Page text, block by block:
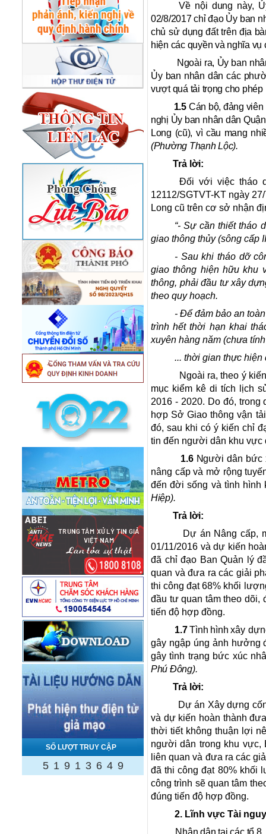
SỐ LƯỢT TRUY CẬP
5 1 9 1 3 6 4 9
Về nội dung này,
02/8/2017 chỉ đạo Ủy ban
chủ sử dụng đất trên địa
hiện các quyền và nghĩa vụ
Ngoài ra, Ủy ban nhân
Ủy ban nhân dân các
vượt quá tải trọng cho
1.5 Cán bộ, đảng
nghị Ủy ban nhân dân
Long (cũ), vì cầu mang
(Phường Thạnh Lộc).
Trả lời:
Đối với việc tháo
12112/SGTVT-KT ngày
Long cũ trên cơ sở nhận
“- Sự cần thiết tháo
giao thông thủy (sông cấp
- Sau khi tháo dỡ
giao thông hiện hữu khu
thông, phải đầu tư xây
theo quy hoạch.
- Để đảm bảo an
trình hết thời hạn khai
xuyên hàng năm (chưa
... thời gian thực hiện
Ngoài ra, theo ý
mục kiểm kê di tích lịch
2016 - 2020. Do đó,
hợp Sở Giao thông vận
đó, sau khi có ý kiến chỉ
tin đến người dân khu vực
1.6 Người dân bức
nâng cấp và mở rộng
đến đời sống và tình
Hiệp).
Trả lời:
Dự án Nâng cấp,
01/11/2016 và dự kiến
đã chỉ đạo Ban Quản lý
quan và đưa ra các giải
thi công đạt 68% khối
đầu tư quan tâm theo dõi,
tiến độ hợp đồng.
1.7Tình hìnhxây
gây ngập úng ảnh hưởng
gây tình trạng bức xúc
Phú Đông).
Trả lời:
Dự án Xây dựng
và dự kiến hoàn thành
thời tiết không thuận lợi
người dân trong khu vực,
liên quan và đưa ra các
đã thi công đạt 80% khối
công trình sẽ quan tâm
đúng tiến độ hợp đồng.
2. Lĩnh vực Tài
Nhân dân tại các tổ